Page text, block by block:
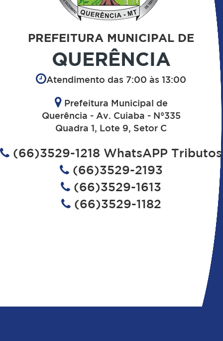
PREFEITURA MUNICIPAL DE
QUERÊNCIA
Atendimento das 7:00 às 13:00
Prefeitura Municipal de
Querência - Av. Cuiaba - N°335
Quadra 1, Lote 9, Setor C
(66)3529-1218 WhatsAPP Tributos
(66)3529-2193
(66)3529-1613
(66)3529-1182